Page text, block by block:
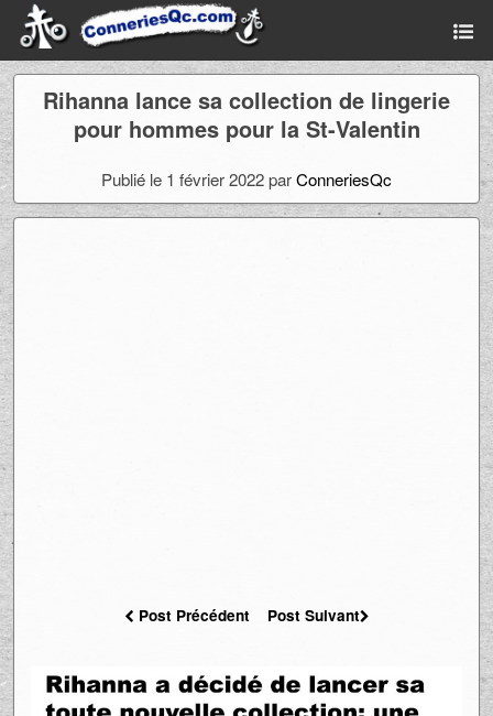
Rihanna lance sa collection de lingerie
pour hommes pour la St-Valentin
Publié le 1 février 2022 parConneriesQc
Post Précédent Post Suivant